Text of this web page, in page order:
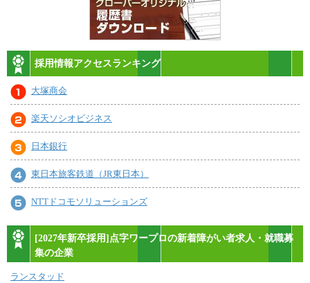
採用情報アクセスランキング
大塚商会
楽天ソシオビジネス
日本銀行
東日本旅客鉄道（JR東日本）
NTTドコモソリューションズ
[2027年新卒採用]点字ワープロの新着障がい者求人・就職募
集の企業
ランスタッド